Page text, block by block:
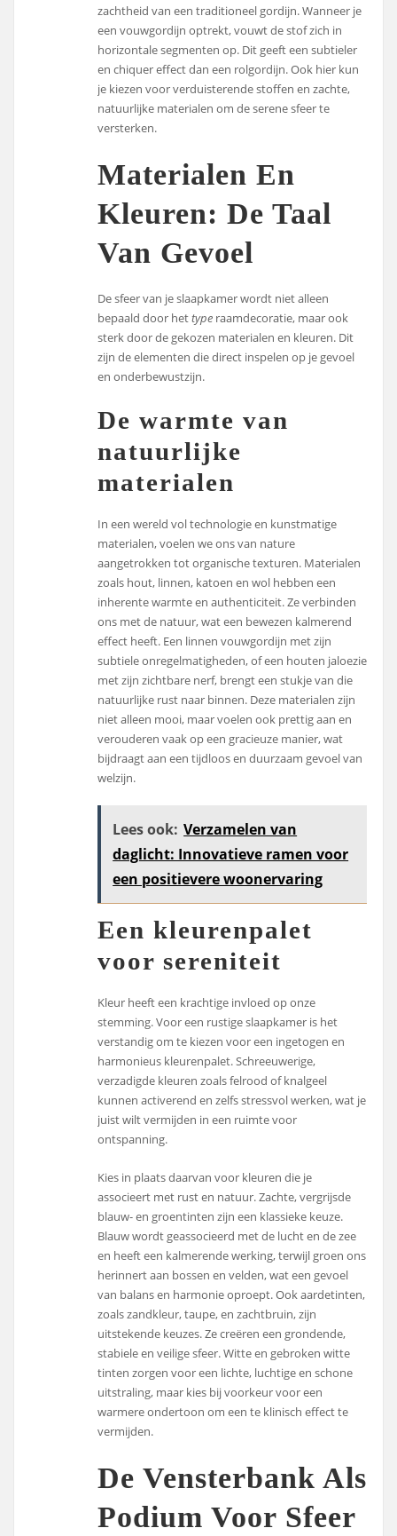
zachtheid van een traditioneel gordijn. Wanneer je
een vouwgordijn optrekt, vouwt de stof zich in
horizontale segmenten op. Dit geeft een subtieler
en chiquer effect dan een rolgordijn. Ook hier kun
je kiezen voor verduisterende stoffen en zachte,
natuurlijke materialen om de serene sfeer te
versterken.
Materialen En
Kleuren: De Taal
Van Gevoel
De sfeer van je slaapkamer wordt niet alleen
bepaald door hettype raamdecoratie, maar ook
sterk door de gekozen materialen en kleuren. Dit
zijn de elementen die direct inspelen op je gevoel
en onderbewustzijn.
De warmte van
natuurlijke
materialen
In een wereld vol technologie en kunstmatige
materialen, voelen we ons van nature
aangetrokken tot organische texturen. Materialen
zoals hout, linnen, katoen en wol hebben een
inherente warmte en authenticiteit. Ze verbinden
ons met de natuur, wat een bewezen kalmerend
effect heeft. Een linnen vouwgordijn met zijn
subtiele onregelmatigheden, of een houten jaloezie
met zijn zichtbare nerf, brengt een stukje van die
natuurlijke rust naar binnen. Deze materialen zijn
niet alleen mooi, maar voelen ook prettig aan en
verouderen vaak op een gracieuze manier, wat
bijdraagt aan een tijdloos en duurzaam gevoel van
welzijn.
Lees ook: Verzamelen van
daglicht: Innovatieve ramen voor
een positievere woonervaring
Een kleurenpalet
voor sereniteit
Kleur heeft een krachtige invloed op onze
stemming. Voor een rustige slaapkamer is het
verstandig om te kiezen voor een ingetogen en
harmonieus kleurenpalet. Schreeuwerige,
verzadigde kleuren zoals felrood of knalgeel
kunnen activerend en zelfs stressvol werken, wat je
juist wilt vermijden in een ruimte voor
ontspanning.
Kies in plaats daarvan voor kleuren die je
associeert met rust en natuur. Zachte, vergrijsde
blauw- en groentinten zijn een klassieke keuze.
Blauw wordt geassocieerd met de lucht en de zee
en heeft een kalmerende werking, terwijl groen ons
herinnert aan bossen en velden, wat een gevoel
van balans en harmonie oproept. Ook aardetinten,
zoals zandkleur, taupe, en zachtbruin, zijn
uitstekende keuzes. Ze creëren een grondende,
stabiele en veilige sfeer. Witte en gebroken witte
tinten zorgen voor een lichte, luchtige en schone
uitstraling, maar kies bij voorkeur voor een
warmere ondertoon om een te klinisch effect te
vermijden.
De Vensterbank Als
Podium Voor Sfeer